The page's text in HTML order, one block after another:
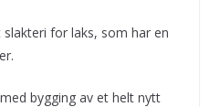
for laks, som har en
bygging av et helt nytt